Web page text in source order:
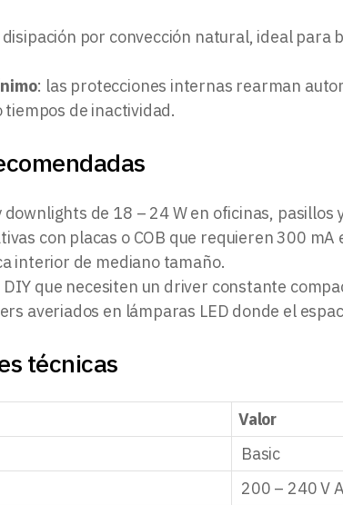
por convección natural, ideal para
: las protecciones internas rearman
de inactividad.
downlights de 18 – 24 W en oficinas, pasillos
con placas o COB que requieren 300 mA
interior de mediano tamaño.
que necesiten un driver constante
averiados en lámparas LED donde el
técnicas
Valor
Basic
200 – 240 V